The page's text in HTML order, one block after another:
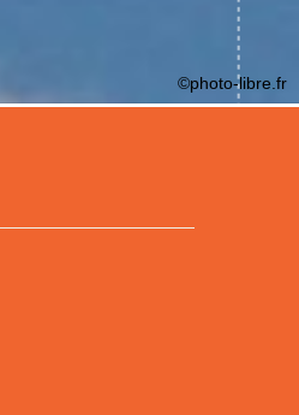
©photo-libre.fr